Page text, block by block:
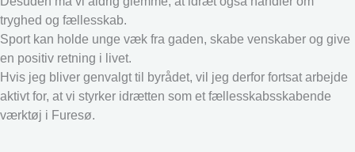
tryghed og fællesskab.
Sport kan holde unge væk fra gaden, skabe venskaber og give
en positiv retning i livet.
Hvis jeg bliver genvalgt til byrådet, vil jeg derfor fortsat arbejde
aktivt for, at vi styrker idrætten som et fællesskabsskabende
værktøj i Furesø.